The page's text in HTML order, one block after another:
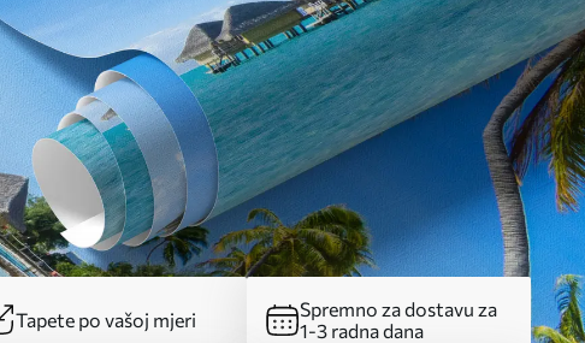
Tapete po vašoj mjeri
Spremno za dostavu za
1-3 radna dana